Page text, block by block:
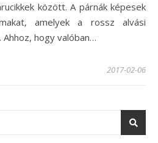
között. A párnák képesek
amelyek a rossz alvási
hogy valóban…
2017-02-06